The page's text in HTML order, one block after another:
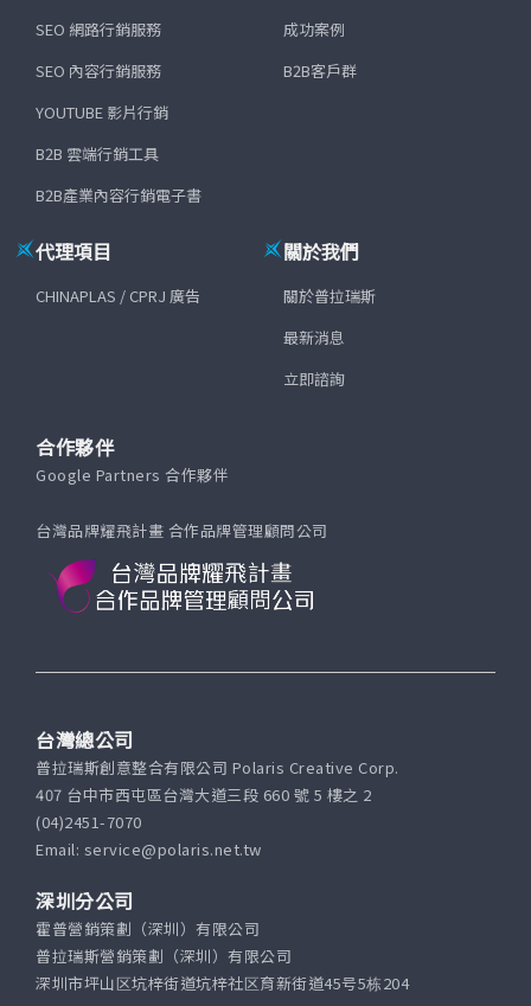
SEO 網路行銷服務
SEO 內容行銷服務
YOUTUBE 影片行銷
B2B 雲端行銷工具
B2B產業內容行銷電子書
成功案例
B2B客戶群
代理項目
CHINAPLAS / CPRJ 廣告
關於我們
關於普拉瑞斯
最新消息
立即諮詢
合作夥伴
Google Partners 合作夥伴
台灣品牌耀飛計畫 合作品牌管理顧問公司
台灣總公司
普拉瑞斯創意整合有限公司 Polaris Creative Corp.
407 台中市西屯區台灣大道三段 660 號 5 樓之 2
(04)2451-7070
Email: service@polaris.net.tw
深圳分公司
霍普營銷策劃（深圳）有限公司
普拉瑞斯營銷策劃（深圳）有限公司
深圳市坪山区坑梓街道坑梓社区育新街道45号5栋204